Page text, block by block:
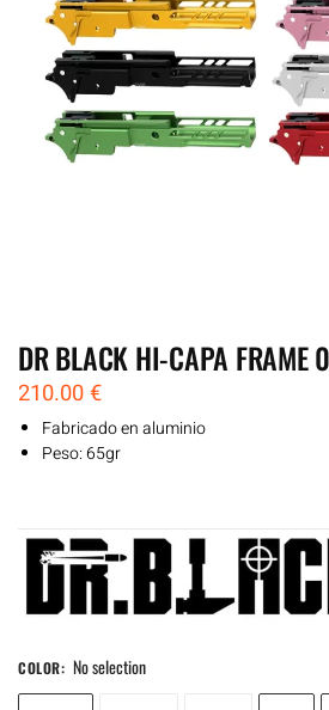
DR BLACK HI-CAPA FRAME
210.00€
Fabricado en aluminio
Peso: 65gr
COLOR: No selection